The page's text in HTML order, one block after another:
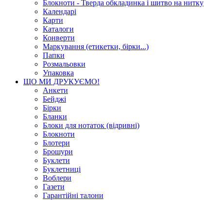
Блокноти - Тверда обкладинка і шитво на нитку
Календарі
Карти
Каталоги
Конверти
Маркування (етикетки, бірки...)
Папки
Розмальовки
Упаковка
ЩО МИ ДРУКУЄМО!
Анкети
Бейджі
Бірки
Бланки
Блоки для нотаток (відривні)
Блокноти
Блотери
Брошури
Буклети
Буклетниці
Воблери
Газети
Гарантійні талони